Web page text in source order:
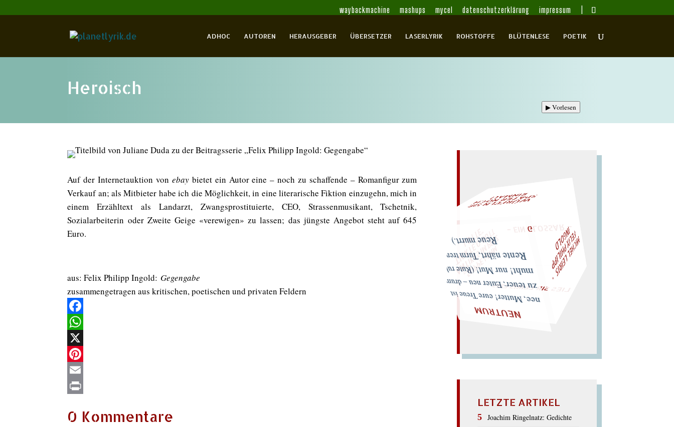
waybackmachine mashups mycel datenschutzerklärung impressum
ADHOC AUTOREN HERAUSGEBER ÜBERSETZER LASERLYRIK ROHSTOFFE BLÜTENLESE POETIK
Heroisch
▶Vorlesen
Auf der Internetauktion von ebaybietet ein Autor eine – noch zu schaffende – Romanfigur zum
Verkauf an; als Mitbieter habe ich die Möglichkeit, in eine literarische Fiktion einzugehn, mich in
einem Erzähltext als Landarzt, Zwangsprostituierte, CEO, Strassenmusikant, Tschetnik,
Sozialarbeiterin oder Zweite Geige «verewigen» zu lassen; das jüngste Angebot steht auf 645
Euro.
aus: Felix Philipp Ingold: Gegengabe
zusammengetragen aus kritischen, poetischen und privaten Feldern
Facebook
WhatsApp
X
Pinterest
Email
0 Kommentare
„
S
U
P
P
E
L
E
H
M
A
N
T
I
K
E
S
I
M
P
E
L
Z
T
I
C
K
T
E
O
G
O
T
T
L
O
T
T
E
"
NEUTRUM
nee,
Mutter! eure Treue ist
zu teuer; Euter neu – drum muht! nur Mut! (Rute ruht,
Rente nährt, Turm trennt,
Reue murrt.) M
I
C
H
E
L
L
E
I
R
I
S
・
F
E
L
I
X
P
H
I
L
I
P
P
I
N
G
O
L
D
LIES SIR LEIRIS LEIS
L!
LETZTE ARTIKEL
Joachim Ringelnatz: Gedichte